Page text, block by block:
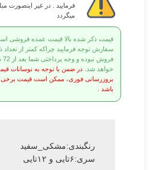
فرمایید . در غیر اینصورت
میگردد
قیمت ذکر شده بالا قیمت عمده فروشی
سفارش توجه فرمایید چراکه کمتر از
خواهد شد. در ضمن با توجه به نوسانات
بروزرسانی فوری، ممکن است قیمت برخی
باشد .
رنگبندی:مشکی_سفید
سری:۶تایی و ۱۲تایی